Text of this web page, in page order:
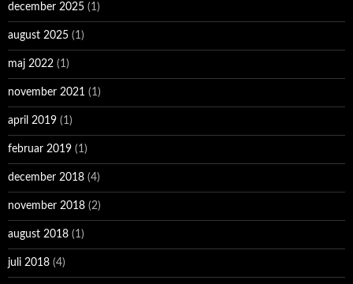
december 2025 (1)
august 2025 (1)
maj 2022 (1)
november 2021 (1)
april 2019 (1)
februar 2019 (1)
december 2018 (4)
november 2018 (2)
august 2018 (1)
juli 2018 (4)